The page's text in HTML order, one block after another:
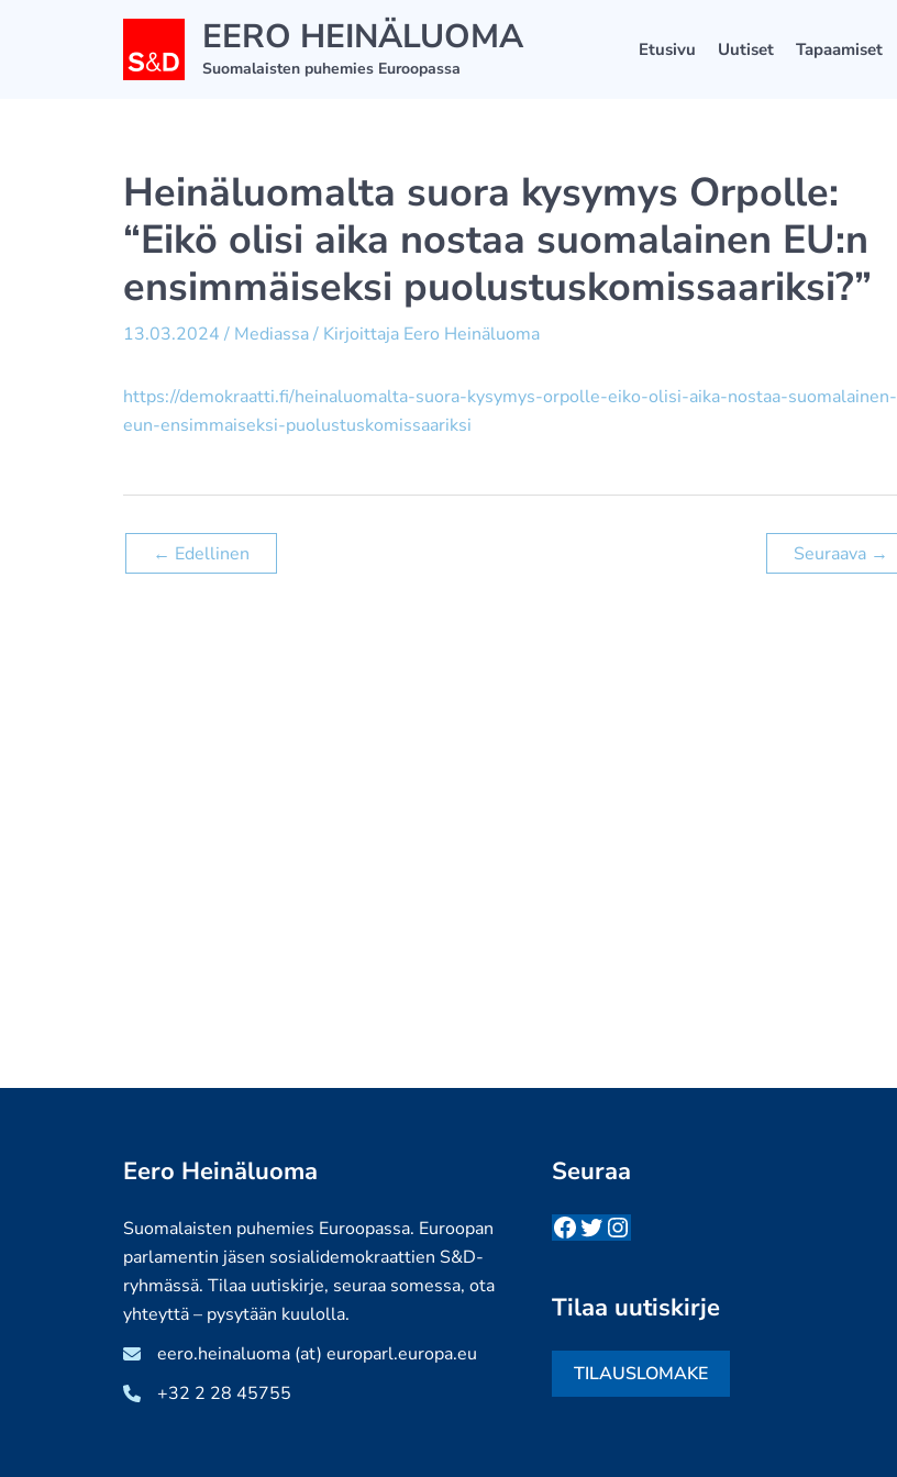
EERO HEINÄLUOMA
Suomalaisten puhemies Euroopassa
Etusivu Uutiset Tapaamiset
Heinäluomalta suora kysymys Orpolle:
“Eikö olisi aika nostaa suomalainen EU:n
ensimmäiseksi puolustuskomissaariksi?”
13.03.2024 / Mediassa/ Kirjoittaja Eero Heinäluoma
https://demokraatti.fi/heinaluomalta-suora-kysymys-orpolle-eiko-olisi-aika-nostaa-suomalainen-
eun-ensimmaiseksi-puolustuskomissaariksi
← Edellinen Seuraava →
Eero Heinäluoma
Suomalaisten puhemies Euroopassa. Euroopan
parlamentin jäsen sosialidemokraattien S&D-
ryhmässä. Tilaa uutiskirje, seuraa somessa, ota
yhteyttä – pysytään kuulolla.
eero.heinaluoma (at) europarl.europa.eu
+32 2 28 45755
Seuraa
Facebook
Twitter
Instagram
Tilaa uutiskirje
TILAUSLOMAKE